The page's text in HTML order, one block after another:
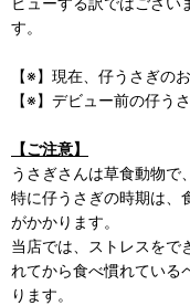
す。
【※】現在、仔うさぎの
【※】デビュー前の仔う
【ご注意】
うさぎさんは草食動物で
特に仔うさぎの時期は、
がかかります。
当店では、ストレスをで
れてから食べ慣れている
ります。